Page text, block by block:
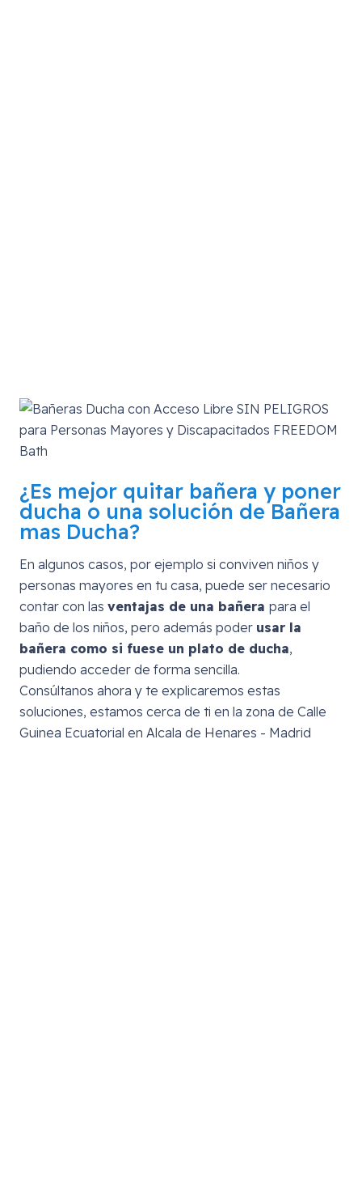
¿Es mejor quitar bañera y poner
ducha o una solución de Bañera
mas Ducha?
En algunos casos, por ejemplo si conviven niños y
personas mayores en tu casa, puede ser necesario
contar con las ventajas de una bañera para el
baño de los niños, pero además poder usar la
bañera como si fuese un plato de ducha,
pudiendo acceder de forma sencilla.
Consúltanos ahora y te explicaremos estas
soluciones, estamos cerca de ti en la zona de Calle
Guinea Ecuatorial en Alcala de Henares - Madrid